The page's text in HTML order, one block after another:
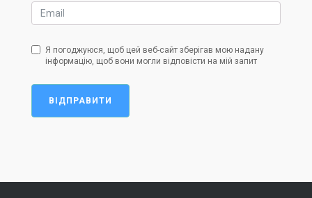
Я погоджуюся, щоб цей веб-сайт зберігав мою надану
інформацію, щоб вони могли відповісти на мій запит
ВІДПРАВИТИ